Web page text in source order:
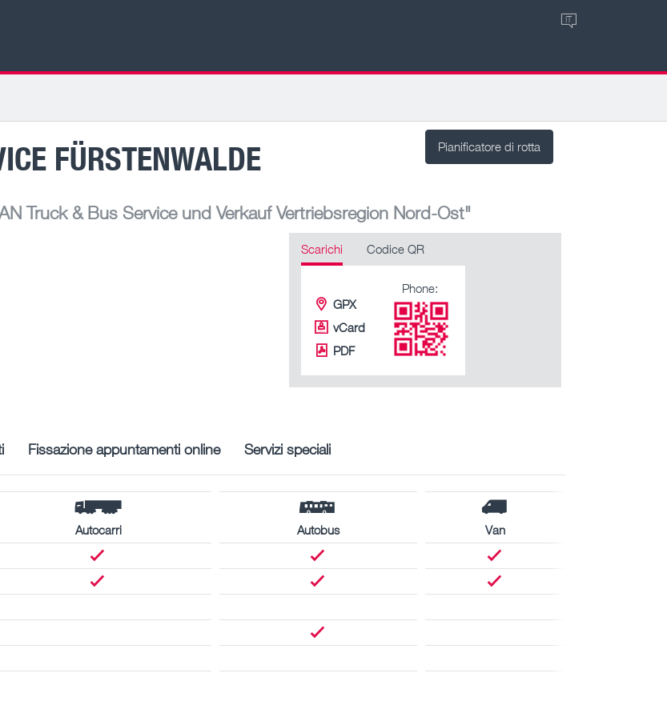
IT
Pianificatore di rotta
FÜRSTENWALDE
Truck & Bus Service und Verkauf Vertriebsregion Nord-Ost"
Scarichi Codice QR
GPX
vCard
PDF
Phone:
Fissazione appuntamenti online Servizi speciali
Autocarri Autobus
Van